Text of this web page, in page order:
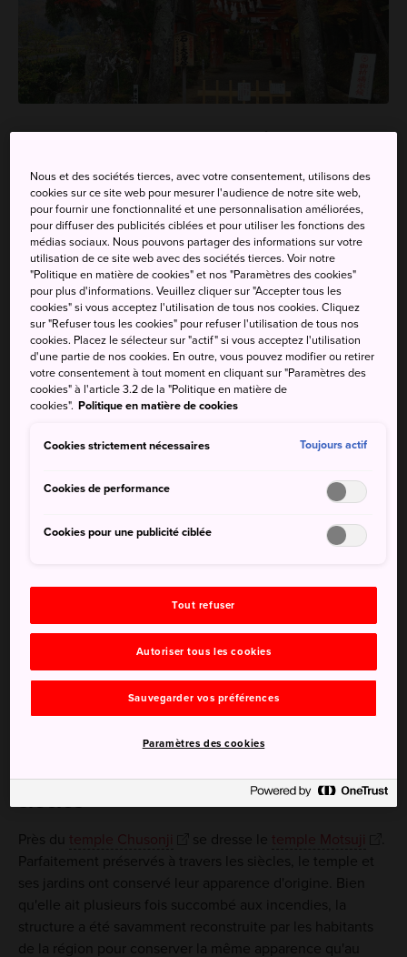
Un chef-d'œuvre bouddhiste
recouvert d'or
Construit par le clan Oshu Fujiwara au XIIe siècle, le
temple Chusonji
abrite le Konjikido, un pavillon
ornementé recouvert d'or et d'argent ainsi que d'une
laque contenant des feuilles d'or, véritable symbole de la
culture de l'or àHiraizumi
. N'hésitez pas à entrer pour
admirer ses nombreuses statues bouddhistes et ses
décors sophistiqués. Rendez-vous ensuite à la réserve du
temple de Sankozo pour découvrir d'autres artefacts
historiques et œuvres bouddhistes attestant du talent
artistique qui caractérise cette époque de l'histoire.
Parfaitement conservé à travers les
siècles
Près du temple Chusonji se dresse le temple Motsuji
Parfaitement préservés à travers les siècles, le temple et
ses jardins ont conservé leur apparence d'origine. Bien
qu'elle ait plusieurs fois succombé aux incendies, la
structure a été savamment reconstruite par les habitants
de la région pour conserver la même apparence qu'au
Nous et des sociétés tierces, avec votre consentement, utilisons des
cookies sur ce site web pour mesurer l'audience de notre site web,
pour fournir une fonctionnalité et une personnalisation améliorées,
pour diffuser des publicités ciblées et pour utiliser les fonctions des
médias sociaux. Nous pouvons partager des informations sur votre
utilisation de ce site web avec des sociétés tierces. Voir notre
"Politique en matière de cookies" et nos "Paramètres des cookies"
pour plus d'informations. Veuillez cliquer sur "Accepter tous les
cookies" si vous acceptez l'utilisation de tous nos cookies. Cliquez
sur "Refuser tous les cookies" pour refuser l'utilisation de tous nos
cookies. Placez le sélecteur sur "actif" si vous acceptez l'utilisation
d'une partie de nos cookies. En outre, vous pouvez modifier ou retirer
votre consentement à tout moment en cliquant sur "Paramètres des
cookies" à l'article 3.2 de la "Politique en matière de
cookies". Politique en matière de cookies
Cookies strictement nécessaires Toujours actif
Cookies de performance
Cookies pour une publicité ciblée
Tout refuser
Autoriser tous les cookies
Sauvegarder vos préférences
Paramètres des cookies